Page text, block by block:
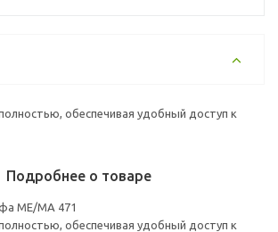
обеспечивая удобный доступ к
Подробнее о товаре
ME/MA 471
обеспечивая удобный доступ к